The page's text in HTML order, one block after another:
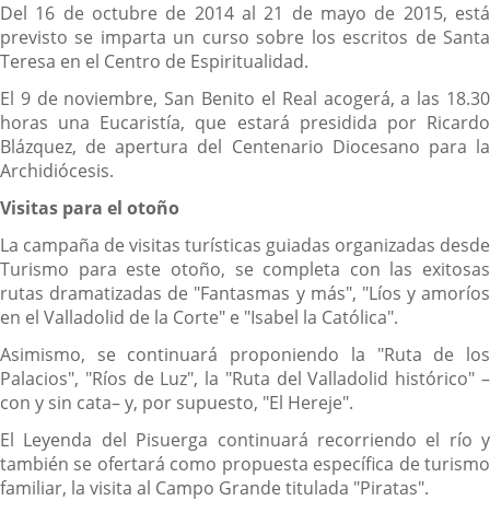
Del 16 de octubre de 2014 al 21 de mayo de 2015, está
previsto se imparta un curso sobre los escritos de Santa
Teresa en el Centro de Espiritualidad.
El 9 de noviembre, San Benito el Real acogerá, a las 18.30
horas una Eucaristía, que estará presidida por Ricardo
Blázquez, de apertura del Centenario Diocesano para la
Archidiócesis.
Visitas para el otoño
La campaña de visitas turísticas guiadas organizadas desde
Turismo para este otoño, se completa con las exitosas
rutas dramatizadas de "Fantasmas y más", "Líos y amoríos
en el Valladolid de la Corte" e "Isabel la Católica".
Asimismo, se continuará proponiendo la "Ruta de los
Palacios", "Ríos de Luz", la "Ruta del Valladolid histórico" –
con y sin cata– y, por supuesto, "El Hereje".
El Leyenda del Pisuerga continuará recorriendo el río y
también se ofertará como propuesta específica de turismo
familiar, la visita al Campo Grande titulada "Piratas".